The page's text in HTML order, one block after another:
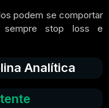
podem se comportar
sempre stop loss e
Analítica